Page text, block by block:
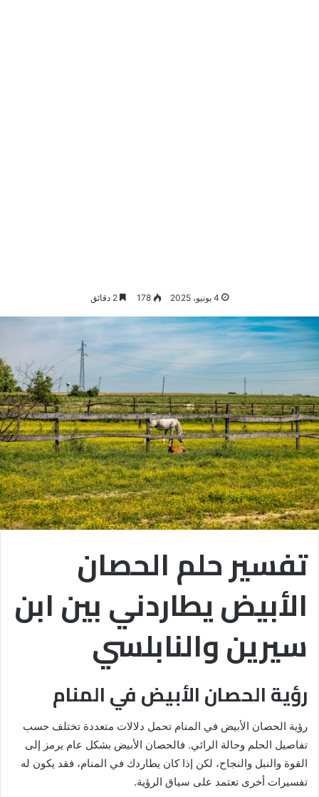
4 يونيو، 2025 178
تفسير حلم الحصان
الأبيض يطاردني بين ابن
سيرين والنابلسي
رؤية الحصان الأبيض في المنام
رؤية الحصان الأبيض في المنام تحمل دلالات متعددة تختلف حسب
تفاصيل الحلم وحالة الرائي. فالحصان الأبيض بشكل عام يرمز إلى
القوة والنبل والنجاح، لكن إذا كان يطاردك في المنام، فقد يكون له
تفسيرات أخرى تعتمد على سياق الرؤية.